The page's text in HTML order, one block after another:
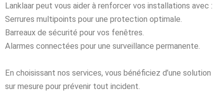
Lanklaar peut vous aider à renforcer vos installations avec :
Serrures multipoints pour une protection optimale.
Barreaux de sécurité pour vos fenêtres.
Alarmes connectées pour une surveillance permanente.
En choisissant nos services, vous bénéficiez d’une solution
sur mesure pour prévenir tout incident.